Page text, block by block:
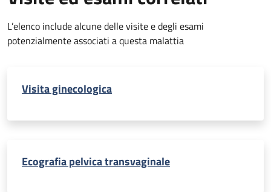
L’elenco include alcune delle visite e degli esami
potenzialmente associati a questa malattia
Visita ginecologica
Ecografia pelvica transvaginale